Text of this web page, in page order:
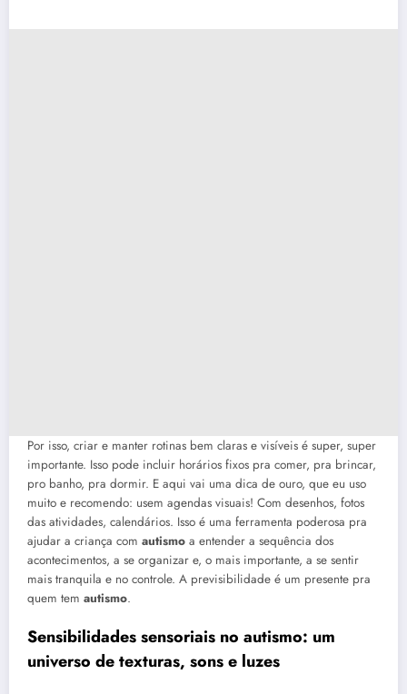
Por isso, criar e manter rotinas bem claras e visíveis é super, super
importante. Isso pode incluir horários fixos pra comer, pra brincar,
pro banho, pra dormir. E aqui vai uma dica de ouro, que eu uso
muito e recomendo: usem agendas visuais! Com desenhos, fotos
das atividades, calendários. Isso é uma ferramenta poderosa pra
ajudar a criança com autismo a entender a sequência dos
acontecimentos, a se organizar e, o mais importante, a se sentir
mais tranquila e no controle. A previsibilidade é um presente pra
quem tem autismo.
Sensibilidades sensoriais no autismo: um
universo de texturas, sons e luzes